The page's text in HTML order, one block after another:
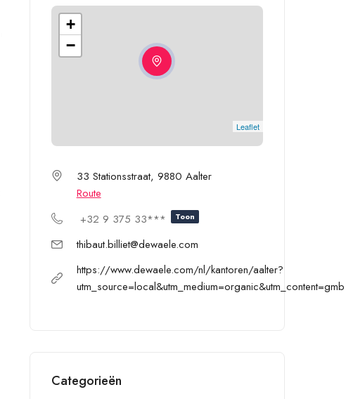
+
−
Leaflet
33 Stationsstraat, 9880 Aalter
Route
+32 9 375 33***
Toon
thibaut.billiet@dewaele.com
https://www.dewaele.com/nl/kantoren/aalter?
utm_source=local&utm_medium=organic&utm_content=gmb
Categorieën